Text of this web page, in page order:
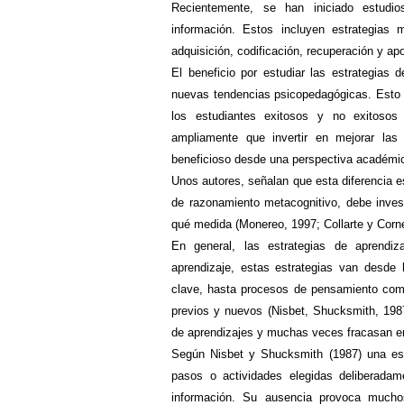
Recientemente, se han iniciado
información. Estos incluyen
adquisición, codificación, recuperación y
El beneficio por estudiar las estrategias
nuevas tendencias psicopedagógicas.
los estudiantes exitosos y no
ampliamente que invertir en mejorar
beneficioso desde una perspectiva
Unos autores, señalan que esta diferencia
de razonamiento metacognitivo, debe
qué medida (Monereo, 1997; Collarte y
En general, las estrategias de
aprendizaje, estas estrategias van desde
clave, hasta procesos de pensamiento
previos y nuevos (Nisbet, Shucksmith,
de aprendizajes y muchas veces fracasan
Según Nisbet y Shucksmith (1987) una
pasos o actividades elegidas
información. Su ausencia provoca